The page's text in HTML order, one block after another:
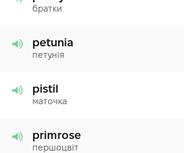
братки
petunia
петунія
pistil
маточка
primrose
першоцвіт